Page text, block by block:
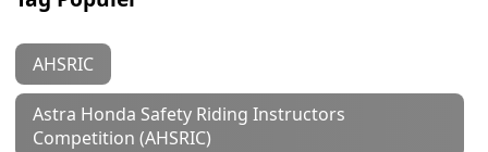
AHSRIC
Astra Honda Safety Riding Instructors
Competition (AHSRIC)